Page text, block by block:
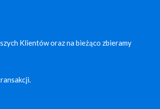
Klientów oraz na bieżąco zbieramy